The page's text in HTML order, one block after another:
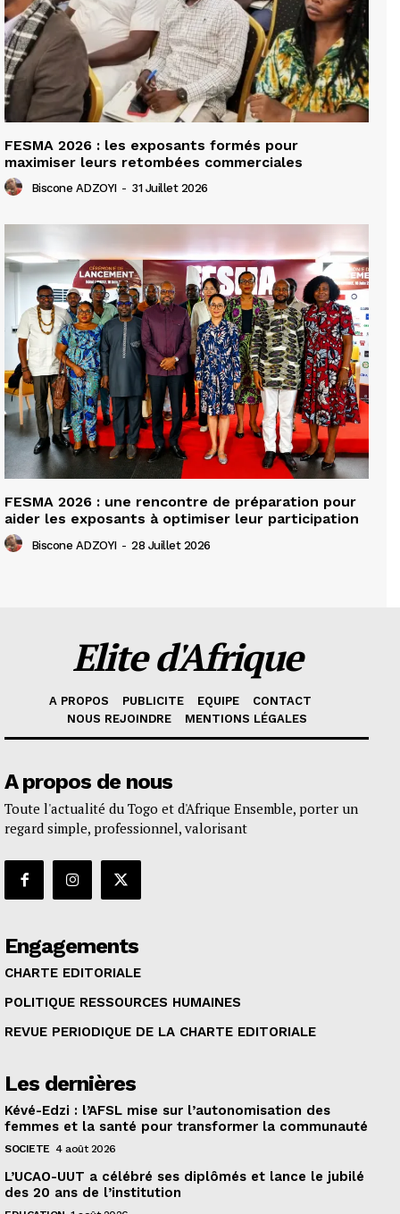
FESMA 2026 : les exposants formés pour
maximiser leurs retombées commerciales
Biscone ADZOYI - 31 Juillet 2026
FESMA 2026 : une rencontre de préparation pour
aider les exposants à optimiser leur participation
Biscone ADZOYI - 28 Juillet 2026
Elite d'Afrique
A PROPOS PUBLICITE EQUIPE
CONTACT
NOUS REJOINDRE
MENTIONS LÉGALES
A propos de nous
Toute l'actualité du Togo et d'Afrique Ensemble, porter un
regard simple, professionnel, valorisant
Engagements
CHARTE EDITORIALE
POLITIQUE RESSOURCES HUMAINES
REVUE PERIODIQUE DE LA CHARTE EDITORIALE
Les dernières
Kévé-Edzi : l’AFSL mise sur l’autonomisation des
femmes et la santé pour transformer la communauté
SOCIETE 4 août 2026
L’UCAO-UUT a célébré ses diplômés et lance le jubilé
des 20 ans de l’institution